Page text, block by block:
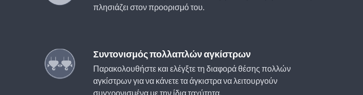
πλησιάζει στον προορισμό του.
Συντονισμός πολλαπλών αγκίστρων
Παρακολουθήστε και ελέγξτε τη διαφορά θέσης πολλών
αγκίστρων για να κάνετε τα άγκιστρα να λειτουργούν
συγχρονισμένα με την ίδια ταχύτητα.